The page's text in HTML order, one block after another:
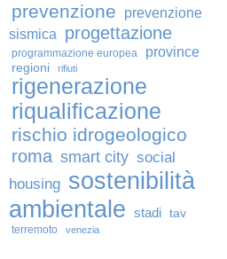
prevenzione
prevenzione
sismica
progettazione
programmazione europea province
regioni rifiuti
rigenerazione
riqualificazione
rischio idrogeologico
roma smart city social
housing sostenibilità
ambientale stadi tav
terremoto venezia